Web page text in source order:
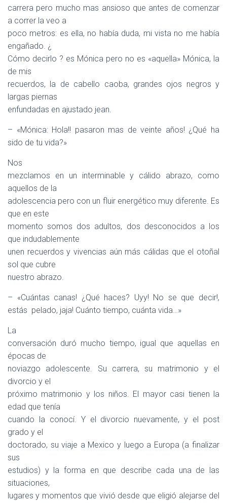
carrera pero mucho mas ansioso que antes de comenzar
a correr la veo a
poco metros: es ella, no había duda, mi vista no me había
engañado. ¿
Cómo decirlo ? es Mónica pero no es «aquella» Mónica, la
de mis
recuerdos, la de cabello caoba, grandes ojos negros y
largas piernas
enfundadas en ajustado jean.
– «Mónica: Hola!! pasaron mas de veinte años! ¿Qué ha
sido de tu vida?»
Nos
mezclamos en un interminable y cálido abrazo, como
aquellos de la
adolescencia pero con un fluir energético muy diferente. Es
que en este
momento somos dos adultos, dos desconocidos a los
que indudablemente
unen recuerdos y vivencias aún más cálidas que el otoñal
sol que cubre
nuestro abrazo.
– «Cuántas canas! ¿Qué haces? Uyy! No se que decir!,
estás pelado, jaja! Cuánto tiempo, cuánta vida…»
La
conversación duró mucho tiempo, igual que aquellas en
épocas de
noviazgo adolescente. Su carrera, su matrimonio y el
divorcio y el
próximo matrimonio y los niños. El mayor casi tienen la
edad que tenía
cuando la conocí. Y el divorcio nuevamente, y el post
grado y el
doctorado, su viaje a Mexico y luego a Europa (a finalizar
sus
estudios) y la forma en que describe cada una de las
situaciones,
lugares y momentos que vivió desde que eligió alejarse del